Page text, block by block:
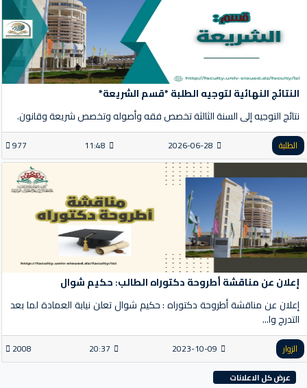
النتائج النهائية لتوجيه الطلبة *قسم الشريعة*
نتائج التوجيه إلى السنة الثالثة تخصص فقه وأصوله وتخصص شريعة وقانون.
الطلبة 2026-06-28
11:48
977
إعلان عن مناقشة أطروحة دكتوراه الطالب: حكيم شوال
إعلان عن مناقشة أطروحة دكتوراه : حكيم شوال تعلن نيابة العمادة لما بعد
التدرج وا...
الزوار 2023-10-09
20:37
2008
عرض كل الاعلانات